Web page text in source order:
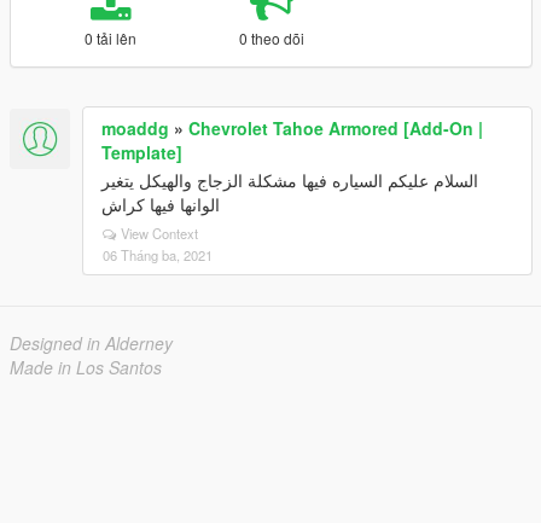
0 tải lên 0 theo dõi
moaddg » Chevrolet Tahoe Armored [Add-On |
Template]
السلام عليكم السياره فيها مشكلة الزجاج والهيكل يتغير
الوانها فيها كراش
View Context
06 Tháng ba, 2021
Designed in Alderney
Made in Los Santos